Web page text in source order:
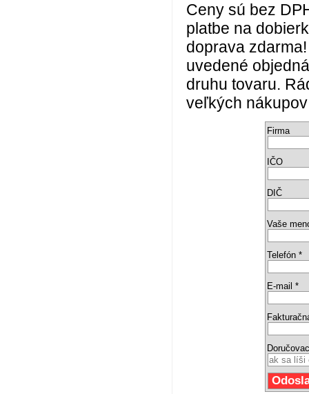
Ceny sú bez
platbe na
doprava
uvedené
druhu tovaru.
veľkých
Firma
IČO
DIČ
Vaše
Telefón *
E-mail *